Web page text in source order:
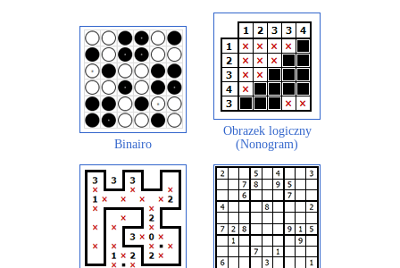
Binairo
Obrazek logiczny
(Nonogram)